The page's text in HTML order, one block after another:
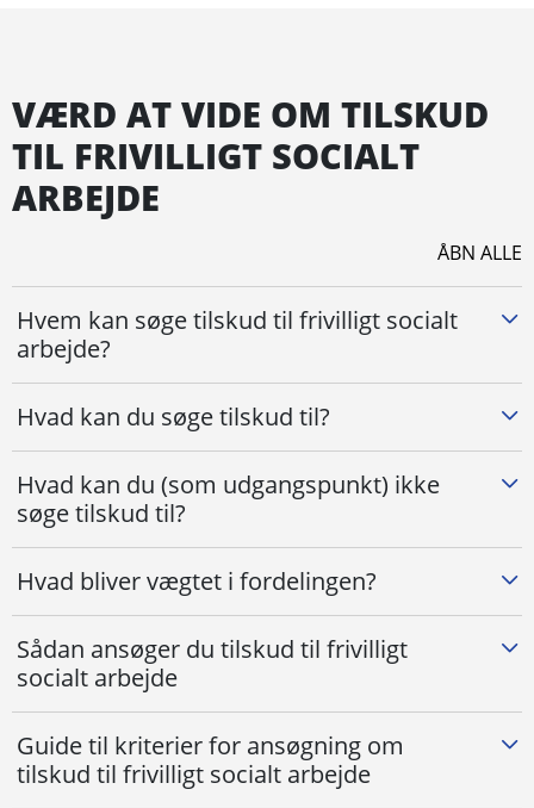
VÆRD AT VIDE OM TILSKUD
TIL FRIVILLIGT SOCIALT
ARBEJDE
ÅBN ALLE
Hvem kan søge tilskud til frivilligt socialt
arbejde?
Hvad kan du søge tilskud til?
Hvad kan du (som udgangspunkt) ikke
søge tilskud til?
Hvad bliver vægtet i fordelingen?
Sådan ansøger du tilskud til frivilligt
socialt arbejde
Guide til kriterier for ansøgning om
tilskud til frivilligt socialt arbejde